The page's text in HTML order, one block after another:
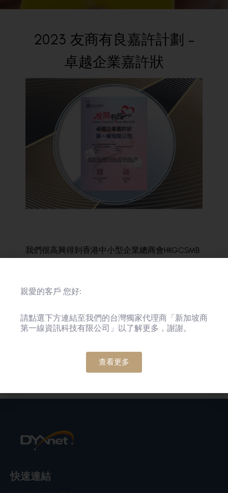
2023 友商有良嘉許計劃 –
卓越企業嘉許狀
我們很高興得到香港中小型企業總商會HKGCSMB
社群提供入職機會，讓他們可培養正面的工作態
來，第一線將繼續關懷弱勢社群，努力推動社會
共融之精神！
快速連結
親愛的客戶 您好:
請點選下方連結至我們的台灣獨家代理商「新加坡商
第一線資訊科技有限公司」以了解更多，謝謝。
查看更多